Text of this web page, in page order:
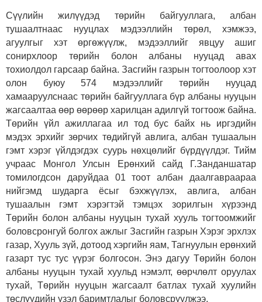
Сүүлийн жилүүдэд төрийн байгууллага, албан
тушаалтнаас нууцлах мэдээллийн төрөл, хэмжээ,
агуулгыг хэт өргөжүүлж, мэдээллийг явцуу ашиг
сонирхлоор төрийн болон албаны нууцад авах
тохиолдол гарсаар байна. Засгийн газрын тогтоолоор хэт
олон буюу 574 мэдээллийг төрийн нууцад
хамааруулснаас төрийн байгууллага бүр албаны нууцын
жагсаалтаа өөр өөрөөр харилцан адилгүй тогтоож байна.
Төрийн үйл ажиллагаа ил тод бус байх нь иргэдийн
мэдэх эрхийг зөрчих төдийгүй авлига, албан тушаалын
гэмт хэрэг үйлдэгдэх суурь нөхцөлийг бүрдүүлдэг. Тийм
учраас Монгол Улсын Ерөнхий сайд Г.Занданшатар
томилогдсон даруйдаа 01 тоот албан даалгавраараа
нийгэмд шударга ёсыг бэхжүүлэх, авлига, албан
тушаалын гэмт хэрэгтэй тэмцэх зорилгын хүрээнд
Төрийн болон албаны нууцын тухай хууль тогтоомжийг
боловсронгуй болгох ажлыг Засгийн газрын Хэрэг эрхлэх
газар, Хууль зүй, дотоод хэргийн яам, Тагнуулын ерөнхий
газарт тус тус үүрэг болгосон. Энэ дагуу Төрийн болон
албаны нууцын тухай хуульд нэмэлт, өөрчлөлт оруулах
тухай, Төрийн нууцын жагсаалт батлах тухай хуулийн
төслүүдийн үзэл баримтлалыг боловсруулжээ.